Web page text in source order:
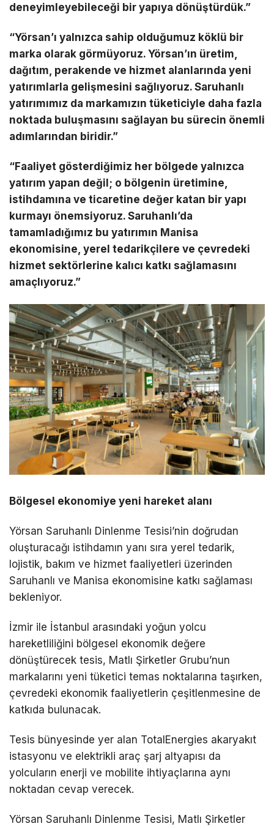
deneyimleyebileceği bir yapıya dönüştürdük.”
“Yörsan’ı yalnızca sahip olduğumuz köklü bir
marka olarak görmüyoruz. Yörsan’ın üretim,
dağıtım, perakende ve hizmet alanlarında yeni
yatırımlarla gelişmesini sağlıyoruz. Saruhanlı
yatırımımız da markamızın tüketiciyle daha fazla
noktada buluşmasını sağlayan bu sürecin önemli
adımlarından biridir.”
“Faaliyet gösterdiğimiz her bölgede yalnızca
yatırım yapan değil; o bölgenin üretimine,
istihdamına ve ticaretine değer katan bir yapı
kurmayı önemsiyoruz. Saruhanlı’da
tamamladığımız bu yatırımın Manisa
ekonomisine, yerel tedarikçilere ve çevredeki
hizmet sektörlerine kalıcı katkı sağlamasını
amaçlıyoruz.”
Bölgesel ekonomiye yeni hareket alanı
Yörsan Saruhanlı Dinlenme Tesisi’nin doğrudan
oluşturacağı istihdamın yanı sıra yerel tedarik,
lojistik, bakım ve hizmet faaliyetleri üzerinden
Saruhanlı ve Manisa ekonomisine katkı sağlaması
bekleniyor.
İzmir ile İstanbul arasındaki yoğun yolcu
hareketliliğini bölgesel ekonomik değere
dönüştürecek tesis, Matlı Şirketler Grubu’nun
markalarını yeni tüketici temas noktalarına taşırken,
çevredeki ekonomik faaliyetlerin çeşitlenmesine de
katkıda bulunacak.
Tesis bünyesinde yer alan TotalEnergies akaryakıt
istasyonu ve elektrikli araç şarj altyapısı da
yolcuların enerji ve mobilite ihtiyaçlarına aynı
noktadan cevap verecek.
Yörsan Saruhanlı Dinlenme Tesisi, Matlı Şirketler